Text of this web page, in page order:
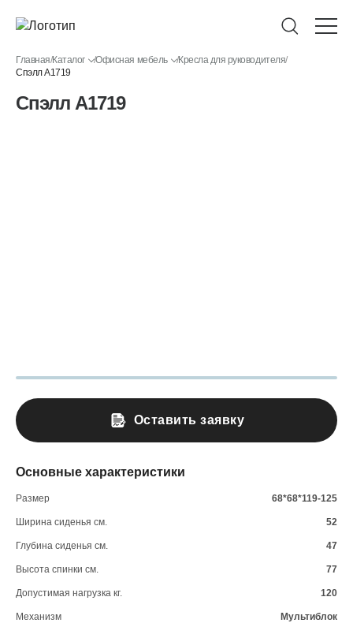
Главная/Каталог /Офисная мебель /Кресла для руководителя/
Спэлл A1719
Спэлл A1719
Основные характеристики
Размер 68*68*119-125
Ширина сиденья см. 52
Глубина сиденья см. 47
Высота спинки см. 77
Допустимая нагрузка кг. 120
Механизм Мультиблок
Оставить заявку